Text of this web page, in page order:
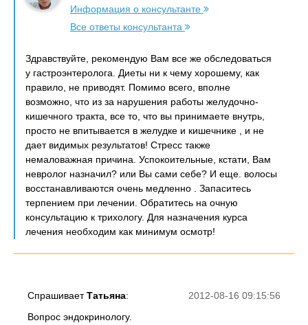
Информация о консультанте
Все ответы консультанта
Здравствуйте, рекомендую Вам все же обследоваться
у гастроэнтеролога. Диеты ни к чему хорошему, как
правило, не приводят. Помимо всего, вполне
возможно, что из за нарушения работы желудочно-
кишечного тракта, все то, что вы принимаете внутрь,
просто не впитывается в желудке и кишечнике , и не
дает видимых результатов! Стресс также
немаловажная причина. Успокоительные, кстати, Вам
невролог назначил? или Вы сами себе? И еще. волосы
восстанавливаются очень медленно . Запаситесь
терпением при лечении. Обратитесь на очную
консультацию к трихологу. Для назначения курса
лечения необходим как минимум осмотр!
2012-08-16 09:15:56
СпрашиваетТатьяна:
Вопрос эндокринологу.